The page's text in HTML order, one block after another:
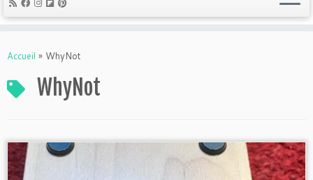
Accueil » WhyNot
WhyNot